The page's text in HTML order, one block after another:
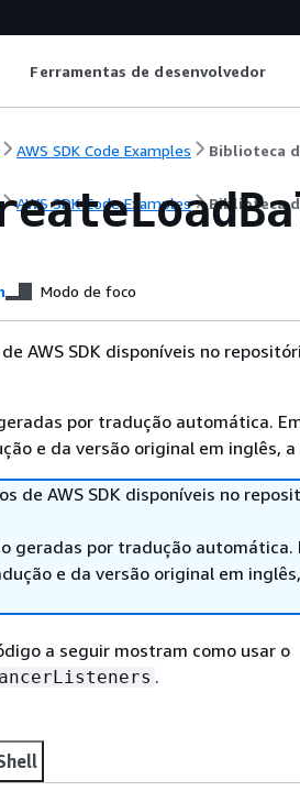
Ferramentas de desenvolvedor
AWS SDK Code Examples Biblioteca
AWS SDK Code Examples Biblioteca
Modo de foco
AWS SDK disponíveis no
por tradução automática.
e da versão original em inglês,
de AWS SDK disponíveis no
geradas por tradução
e da versão original em
a seguir mostram como usar o
.